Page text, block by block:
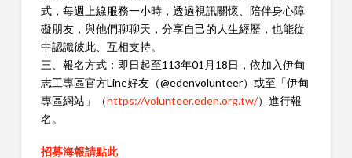
式，每週上線服務一小時，透過視訊關懷、陪伴身心障
礙朋友，與他們聊聊天，分享自己的人生經歷，也能從
中認識彼此、互相支持。
三、報名方式：即日起至113年01月18日，依加入伊甸
志工專區官方Line好友（@edenvolunteer）或至「伊甸
專區網站」（https://volunteer.eden.org.tw/）進行報
名。
招募海報請點此